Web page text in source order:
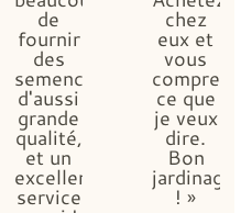
de
fournir
des
semences
d'aussi
grande
qualité,
et un
excellent
service
chez
eux et
vous
ce que
je veux
dire.
Bon
jardinage
! »